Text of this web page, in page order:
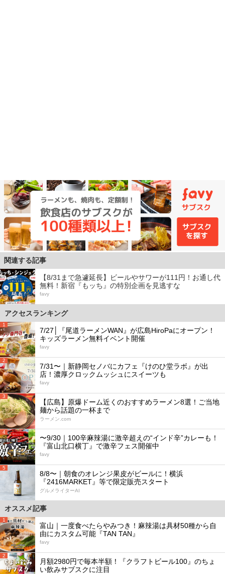
関連する記事
【8/31まで急遽延長】ビールやサワーが111円！お通し代
無料！新宿『もッち』の特別企画を見逃すな
favy
アクセスランキング
1
7/27│『尾道ラーメンWAN』が広島HiroPaにオープン！
キッズラーメン無料イベント開催
favy
2
7/31〜｜新静岡セノバにカフェ『けのひ堂ラボ』が出
店！濃厚クロックムッシュにスイーツも
favy
3
【広島】原爆ドーム近くのおすすめラーメン8選！ご当地
麺から話題の一杯まで
ラーメン.com
4
〜9/30｜100辛麻辣湯に激辛超えの“インド辛”カレーも！
『富山北口横丁』で激辛フェス開催中
favy
5
8/8〜｜朝食のオレンジ果皮がビールに！横浜
『2416MARKET』等で限定販売スタート
グルメライターAI
オススメ記事
1
富山｜一度食べたらやみつき！麻辣湯は具材50種から自
由にカスタム可能『TAN TAN』
favy
2
月額2980円で毎本半額！『クラフトビール100』のちょ
い飲みサブスクに注目